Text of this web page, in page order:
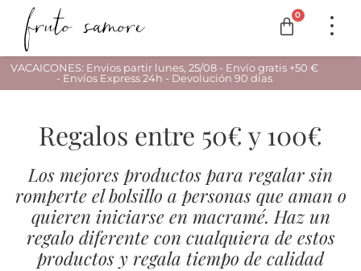
0
VACAICONES: Envios partir lunes, 25/08 - Envío gratis +50 €
- Envíos Express 24h - Devolución 90 días
Regalos entre 50€ y 100€
Los mejores productos para regalar sin
romperte el bolsillo a personas que aman o
quieren iniciarse en macramé. Haz un
regalo diferente con cualquiera de estos
productos y regala tiempo de calidad